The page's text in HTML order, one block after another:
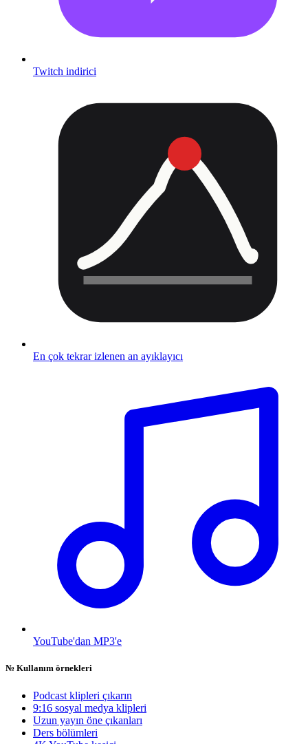
Twitch indirici
En çok tekrar izlenen an ayıklayıcı
YouTube'dan MP3'e
№ Kullanım örnekleri
Podcast klipleri çıkarın
9:16 sosyal medya klipleri
Uzun yayın öne çıkanları
Ders bölümleri